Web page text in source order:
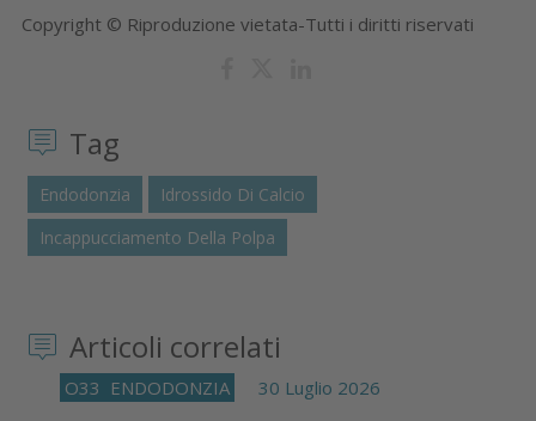
Copyright © Riproduzione vietata-Tutti i diritti riservati
Tag
Endodonzia
Idrossido Di Calcio
Incappucciamento Della Polpa
Articoli correlati
O33 ENDODONZIA 30 Luglio 2026